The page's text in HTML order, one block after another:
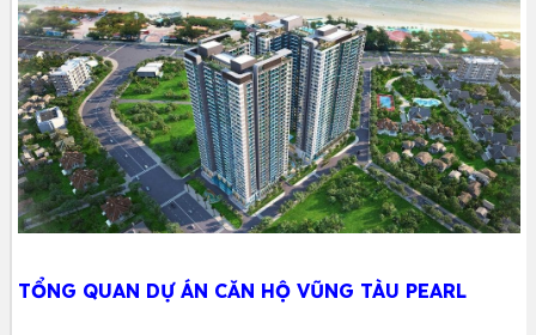
TỔNG QUAN DỰ ÁN CĂN HỘ VŨNG TÀU PEARL